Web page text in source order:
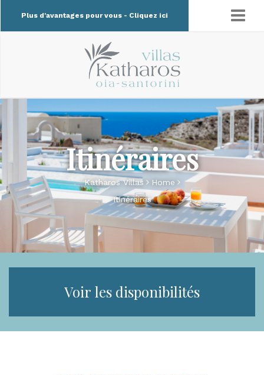
Plus d'avantages pour vous - Cliquez ici
Itinéraires
Katharos Villas
Home
Itinéraires
Voir les disponibilités